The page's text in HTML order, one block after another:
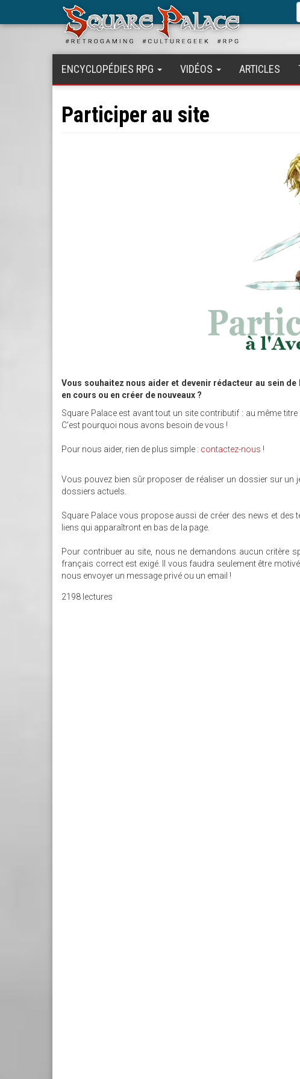
ENCYCLOPÉDIES RPG VIDÉOS ARTICLES
Participer au site
Vous souhaitez nous aider et devenir rédacteur au sein
en cours ou en créer de nouveaux ?
Square Palace est avant tout un site contributif : au même
C'est pourquoi nous avons besoin de vous !
Pour nous aider, rien de plus simple : contactez-nous !
Vous pouvez bien sûr proposer de réaliser un dossier sur un
dossiers actuels.
Square Palace vous propose aussi de créer des news et des
liens qui apparaîtront en bas de la page.
Pour contribuer au site, nous ne demandons aucun critère
français correct est exigé. Il vous faudra seulement être
nous envoyer un message privé ou un email !
2198 lectures